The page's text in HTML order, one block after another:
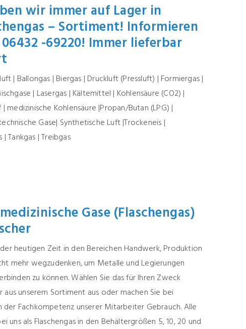
wir immer auf Lager in
– Sortiment! Informieren
-69220! Immer lieferbar
| Ballongas | Biergas | Druckluft (Pressluft) | Formiergas |
| Lasergas | Kältemittel | Kohlensäure (CO2) |
medizinische Kohlensäure |Propan/Butan (LPG) |
Gase| Synthetische Luft |Trockeneis |
Tankgas | Treibgas
Gase (Flaschengas)
heutigen Zeit in den Bereichen Handwerk, Produktion
mehr wegzudenken, um Metalle und Legierungen
zu können. Wählen Sie das für Ihren Zweck
unserem Sortiment aus oder machen Sie bei
der Fachkompetenz unserer Mitarbeiter Gebrauch. Alle
uns als Flaschengas in den Behältergrößen 5, 10, 20 und